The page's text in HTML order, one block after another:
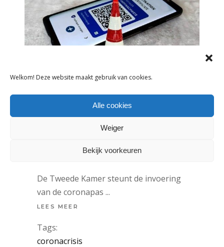
Welkom! Deze website maakt gebruik van cookies.
Alle cookies
Weiger
Bekijk voorkeuren
NIEUWS
INVOERING CORONAPAS IN NIET-
De Tweede Kamer steunt de invoering
van de coronapas
LEES MEER
Tags:
coronacrisis